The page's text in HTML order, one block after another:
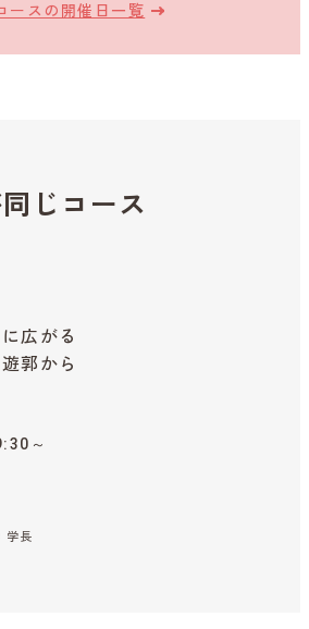
ースの開催日一覧
じコース
広がる
郭から
～
学長